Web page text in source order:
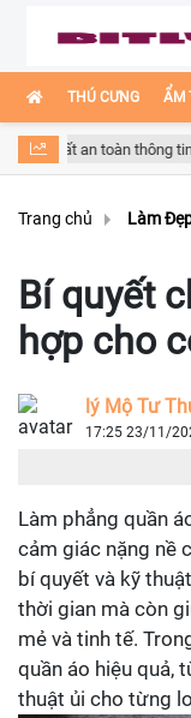
THÚ CƯNG ẨM
an toàn thông tin
Trang chủ Làm
Bí quyết
hợp cho
lý Mộ Tư
17:25 23/11/
Làm phẳng quần
cảm giác nặng nề
bí quyết và kỹ
thời gian mà còn
mẻ và tinh tế.
quần áo hiệu quả,
thuật ủi cho từng